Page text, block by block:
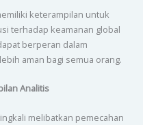
keterampilan untuk
terhadap keamanan global
berperan dalam
aman bagi semua orang.
Analitis
melibatkan pemecahan